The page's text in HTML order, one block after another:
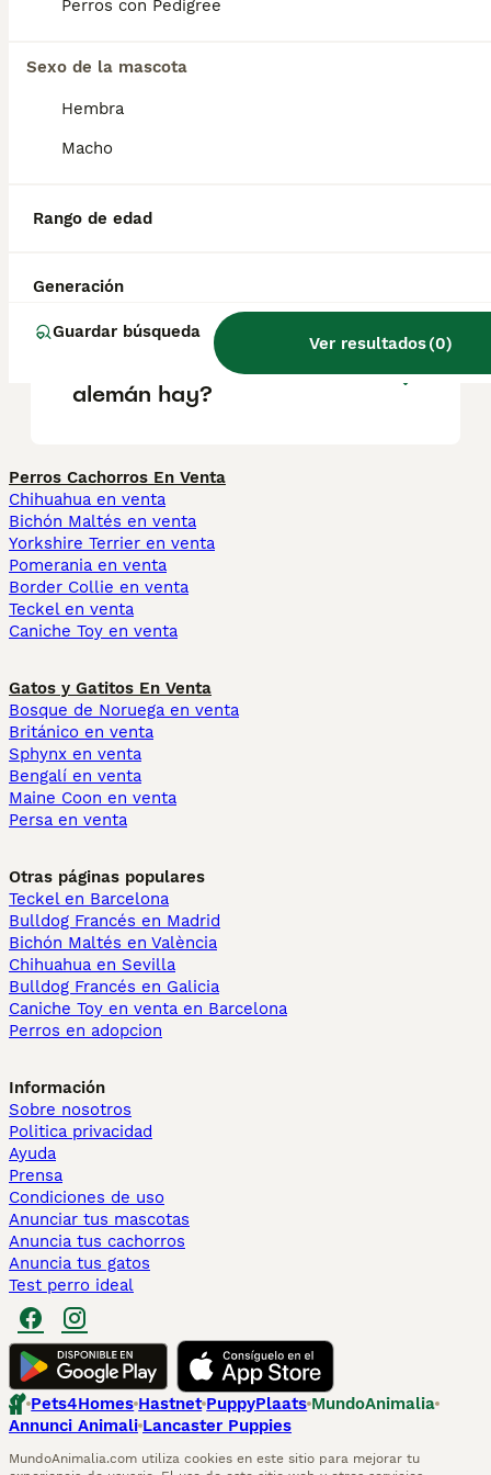
Perros con Pedigree
Sexo de la mascota
Hembra
Macho
Rango de edad
Generación
Guardar búsqueda
Ver resultados(0)
compañero ideal para hogares activos.
¿Cómo saber si un braco
mucho pelo?
¿Cuántos tipos de braco
alemán hay?
Perros Cachorros En Venta
Chihuahua en venta
Bichón Maltés en venta
Yorkshire Terrier en venta
Pomerania en venta
Border Collie en venta
Teckel en venta
Caniche Toy en venta
Gatos y Gatitos En Venta
Bosque de Noruega en venta
Británico en venta
Sphynx en venta
Bengalí en venta
Maine Coon en venta
Persa en venta
Otras páginas populares
Teckel en Barcelona
Bulldog Francés en Madrid
Bichón Maltés en València
Chihuahua en Sevilla
Bulldog Francés en Galicia
Caniche Toy en venta en Barcelona
Perros en adopcion
Información
Sobre nosotros
Politica privacidad
Ayuda
Prensa
Condiciones de uso
Anunciar tus mascotas
Anuncia tus cachorros
Anuncia tus gatos
Test perro ideal
Pets4Homes Hastnet PuppyPlaats MundoAnimalia
Annunci Animali Lancaster Puppies
MundoAnimalia.com utiliza cookies en este sitio para mejorar tu